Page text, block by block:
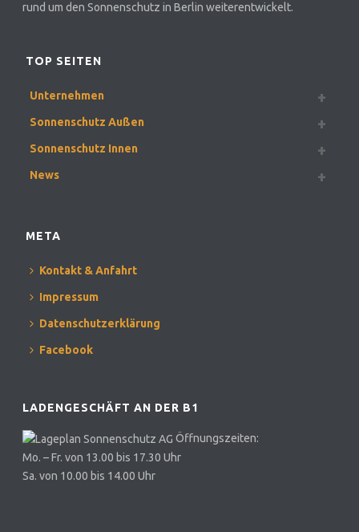
rund um den Sonnenschutz in Berlin weiterentwickelt.
TOP SEITEN
Unternehmen
Sonnenschutz Außen
Sonnenschutz Innen
News
META
Kontakt & Anfahrt
Impressum
Datenschutzerklärung
Facebook
LADENGESCHÄFT AN DER B1
Öffnungszeiten:
Mo. – Fr. von 13.00 bis 17.30 Uhr
Sa. von 10.00 bis 14.00 Uhr